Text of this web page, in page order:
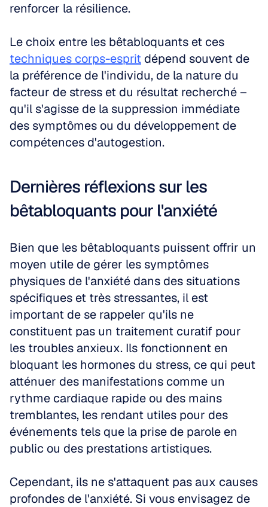
renforcer la résilience.
techniques corps-esprit dépend souvent de
la préférence de l'individu, de la nature du
facteur de stress et du résultat recherché –
qu'il s'agisse de la suppression immédiate
des symptômes ou du développement de
compétences d'autogestion.
Dernières réflexions sur les
bêtabloquants pour l'anxiété
Bien que les bêtabloquants puissent offrir un
moyen utile de gérer les symptômes
physiques de l'anxiété dans des situations
spécifiques et très stressantes, il est
important de se rappeler qu'ils ne
constituent pas un traitement curatif pour
les troubles anxieux. Ils fonctionnent en
bloquant les hormones du stress, ce qui peut
atténuer des manifestations comme un
rythme cardiaque rapide ou des mains
tremblantes, les rendant utiles pour des
événements tels que la prise de parole en
public ou des prestations artistiques.
Cependant, ils ne s'attaquent pas aux causes
profondes de l'anxiété. Si vous envisagez de